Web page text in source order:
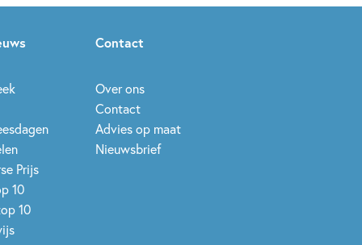
Prijs
10
10
Contact
Over ons
Contact
Advies op maat
Nieuwsbrief